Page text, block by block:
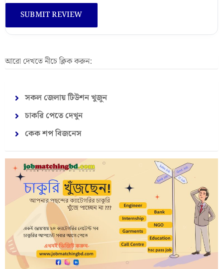
আরো দেখতে নীচে ক্লিক করুন:
সকল জেলায় টিউশন খুজুন
চাকরি পেতে দেখুন
কেক শপ বিজনেস